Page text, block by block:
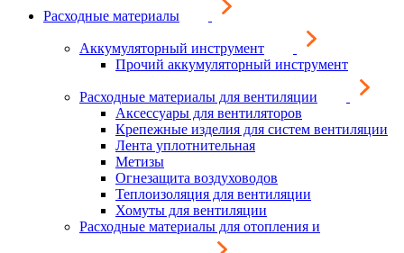
Расходные материалы
Аккумуляторный инструмент
Прочий аккумуляторный инструмент
Расходные материалы для вентиляции
Аксессуары для вентиляторов
Крепежные изделия для систем вентиляции
Лента уплотнительная
Метизы
Огнезащита воздуховодов
Теплоизоляция для вентиляции
Хомуты для вентиляции
Расходные материалы для отопления и